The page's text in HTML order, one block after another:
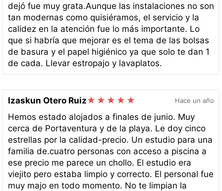
dejó fue muy grata.Aunque las instalaciones no son
tan modernas como quisiéramos, el servicio y la
calidez en la atención fue lo más importante. Lo
que si habría que mejorar es el tema de las bolsas
de basura y el papel higiénico ya que solo te dan 1
de cada. Llevar estropajo y lavaplatos.
Izaskun Otero Ruiz Hace un año
Hemos estado alojados a finales de junio. Muy
cerca de Portaventura y de la playa. Le doy cinco
estrellas por la calidad-precio. Un estudio para una
familia de.cuatro personas con acceso a piscina a
ese precio me parece un chollo. El estudio era
viejito pero estaba limpio y correcto. El personal fue
muy majo en todo momento. No te limpian la